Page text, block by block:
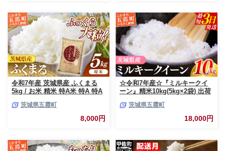
令和7年産 茨城県産 ふくまる
5kg / お米 精米 特A米 特A 特A
五霞町【価格改定X】
茨城県五霞町
8,000円
☆令和7年産☆『ミルキークイ
ーン』精米10kg(5kg×2袋) 出荷
10kg コメ こめ 人気 銘柄 家計
応援 中山産業 家庭用 茨城県産
茨城県 五霞町【価格変更AB】
茨城県五霞町
18,000円